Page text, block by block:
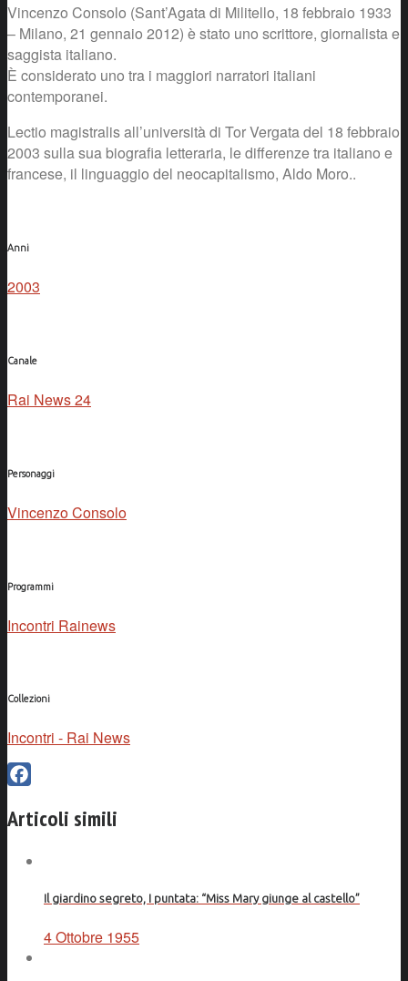
Vincenzo Consolo (Sant’Agata di Militello, 18 febbraio 1933
– Milano, 21 gennaio 2012) è stato uno scrittore, giornalista e
saggista italiano.
È considerato uno tra i maggiori narratori italiani
contemporanei.
Lectio magistralis all’università di Tor Vergata del 18 febbraio
2003 sulla sua biografia letteraria, le differenze tra italiano e
francese, il linguaggio del neocapitalismo, Aldo Moro..
Anni
2003
Canale
Rai News 24
Personaggi
Vincenzo Consolo
Programmi
Incontri Rainews
Collezioni
Incontri - Rai News
Articoli simili
Il giardino segreto, I puntata: “Miss Mary giunge al castello”
4 Ottobre 1955